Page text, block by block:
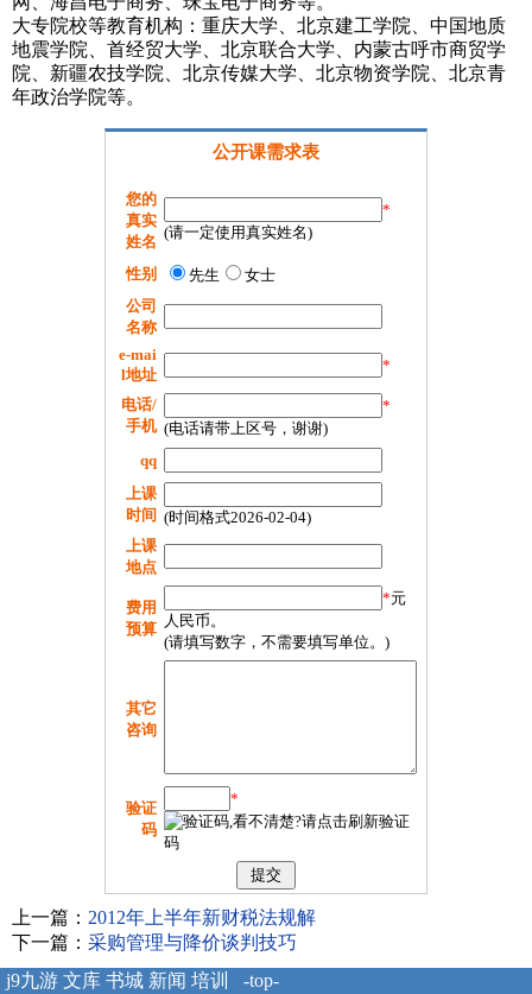
大专院校等教育机构：重庆大学、北京建工学院、中国地质
地震学院、首经贸大学、北京联合大学、内蒙古呼市商贸学
院、新疆农技学院、北京传媒大学、北京物资学院、北京青
年政治学院等。
公开课需求表
您的
真实
姓名
*
(请一定使用真实姓名)
性别 先生
女士
公司
名称
e-mai
l地址
*
电话/
手机
*
(电话请带上区号，谢谢)
qq
上课
时间 (时间格式2026-02-04)
上课
地点
费用
预算
*元
人民币。
(请填写数字，不需要填写单位。)
其它
咨询
验证
码
*
上一篇： 2012年上半年新财税法规解
下一篇： 采购管理与降价谈判技巧
j9九游 文库 书城 新闻 培训 -top-